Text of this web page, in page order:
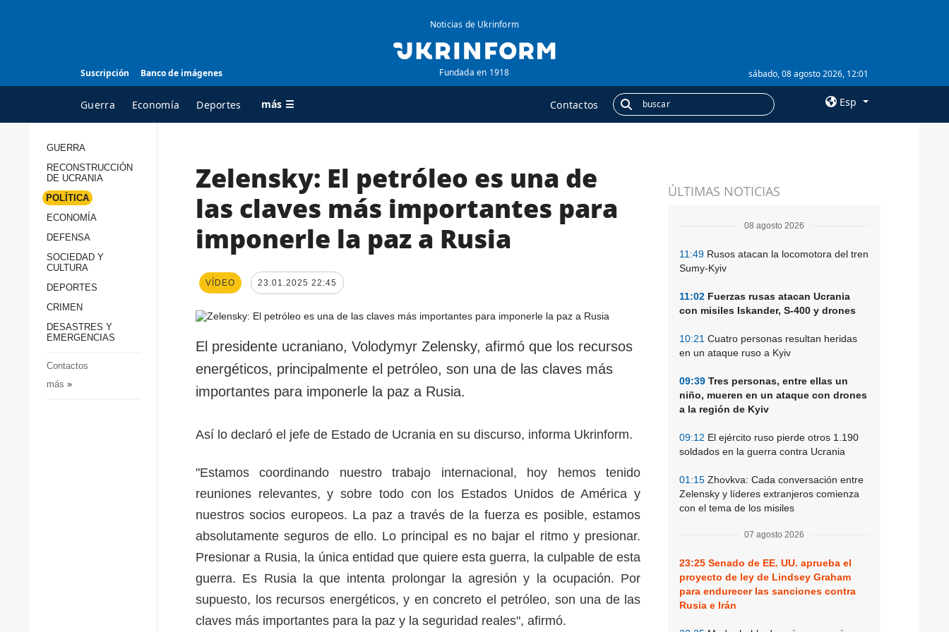
Suscripción Banco de imágenes
Noticias de Ukrinform
Fundada en 1918 sábado, 08 agosto 2026, 12:01
Guerra Economía Deportes más ☰ Contactos Esp
TODAS LAS
Reconstrucción de
Sociedad y Cultura
AGENCIA
sobre la agencia
contacto
condiciones de
servicios
protección de datos
ADICIONAL
Publicaciones
Entrevistas
Suscripción
GUERRA
RECONSTRUCCIÓN
DE UCRANIA
POLÍTICA
ECONOMÍA
DEFENSA
SOCIEDAD Y
CULTURA
DEPORTES
CRIMEN
DESASTRES Y
EMERGENCIAS
Contactos
más »
ÚLTIMAS NOTICIAS
08 agosto 2026
11:49 Rusos atacan la locomotora del tren
Sumy-Kyiv
11:02 Fuerzas rusas atacan Ucrania
con misiles Iskander, S-400 y drones
10:21 Cuatro personas resultan heridas
en un ataque ruso a Kyiv
09:39 Tres personas, entre ellas un
niño, mueren en un ataque con drones
a la región de Kyiv
09:12 El ejército ruso pierde otros 1.190
soldados en la guerra contra Ucrania
01:15 Zhovkva: Cada conversación entre
Zelensky y líderes extranjeros comienza
con el tema de los misiles
07 agosto 2026
23:25 Senado de EE. UU. aprueba el
proyecto de ley de Lindsey Graham
para endurecer las sanciones contra
Rusia e Irán
Zelensky: El petróleo es una de
las claves más importantes para
imponerle la paz a Rusia
VÍDEO 23.01.2025 22:45
El presidente ucraniano, Volodymyr Zelensky, afirmó que los recursos
energéticos, principalmente el petróleo, son una de las claves más
importantes para imponerle la paz a Rusia.
Así lo declaró el jefe de Estado de Ucrania en su discurso, informa Ukrinform.
"Estamos coordinando nuestro trabajo internacional, hoy hemos tenido
reuniones relevantes, y sobre todo con los Estados Unidos de América y
nuestros socios europeos. La paz a través de la fuerza es posible, estamos
absolutamente seguros de ello. Lo principal es no bajar el ritmo y presionar.
Presionar a Rusia, la única entidad que quiere esta guerra, la culpable de esta
guerra. Es Rusia la que intenta prolongar la agresión y la ocupación. Por
supuesto, los recursos energéticos, y en concreto el petróleo, son una de las
claves más importantes para la paz y la seguridad reales", afirmó.